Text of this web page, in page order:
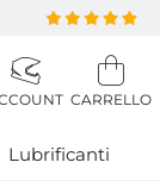
Lubrificanti